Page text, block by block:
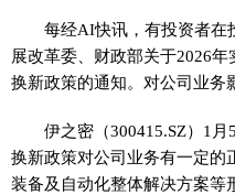
每经AI快讯，有投资者在
展改革委、财政部关于2026
换新政策的通知。对公司业务
伊之密（300415.SZ）1
换新政策对公司业务有一定的
装备及自动化整体解决方案等